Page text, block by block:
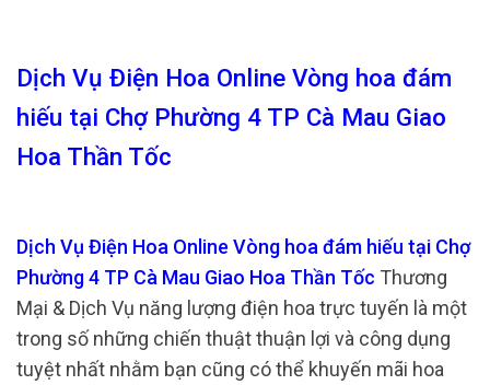
Dịch Vụ Điện Hoa Online Vòng hoa đám
hiếu tại Chợ Phường 4 TP Cà Mau Giao
Hoa Thần Tốc
Dịch Vụ Điện Hoa Online Vòng hoa đám hiếu tại Chợ
Phường 4 TP Cà Mau Giao Hoa Thần Tốc Thương
Mại & Dịch Vụ năng lượng điện hoa trực tuyến là một
trong số những chiến thuật thuận lợi và công dụng
tuyệt nhất nhằm bạn cũng có thể khuyến mãi hoa